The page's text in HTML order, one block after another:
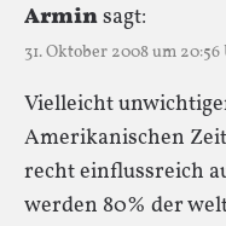
Arminsagt:
31. Oktober 2008 um 20:56
Vielleicht
Amerikanischen
recht einflussreich
werden 80% der